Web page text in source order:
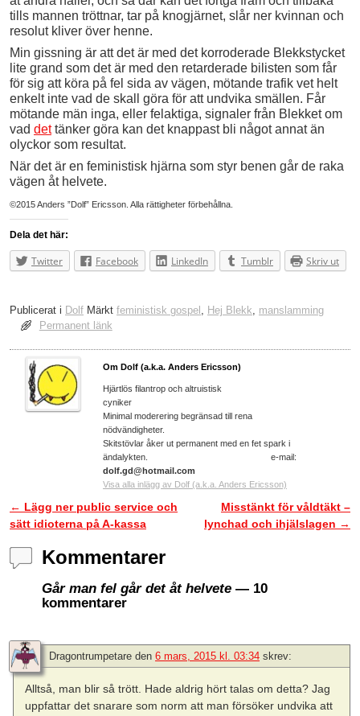
tills mannen tröttnar, tar på knogjärnet, slår ner kvinnan och
resolut kliver över henne.
Min gissning är att det är med det korroderade Blekkstycket
lite grand som det är med den retarderade bilisten som får
för sig att köra på fel sida av vägen, mötande trafik vet helt
enkelt inte vad de skall göra för att undvika smällen. Får
mötande män inga, eller felaktiga, signaler från Blekket om
vad dettänker göra kan det knappast bli något annat än
olyckor som resultat.
När det är en feministisk hjärna som styr benen går de raka
vägen åt helvete.
©2015 Anders ”Dolf” Ericsson. Alla rättigheter förbehållna.
Dela det här:
Twitter Facebook LinkedIn Tumblr Skriv ut
Publicerat i Dolf Märkt feministisk gospel , Hej Blekk, manslamming
Permanent länk
Om Dolf (a.k.a. Anders Ericsson)
Hjärtlös filantrop och altruistisk
cyniker
Minimal moderering begränsad till rena
nödvändigheter.
Skitstövlar åker ut permanent med en fet spark i
ändalykten. e-mail:
dolf.gd@hotmail.com
Visa alla inlägg av Dolf (a.k.a. Anders Ericsson)
Inläggsnavigering
← Lägg ner public service och
sätt idioterna på A-kassa
Misstänkt för våldtäkt –
lynchad och ihjälslagen →
Kommentarer
Går man fel går det åt helvete — 10
kommentarer
Dragontrumpetare den 6 mars, 2015 kl. 03:34 skrev:
Alltså, man blir så trött. Hade aldrig hört talas om detta? Jag
uppfattar det snarare som norm att man försöker undvika att